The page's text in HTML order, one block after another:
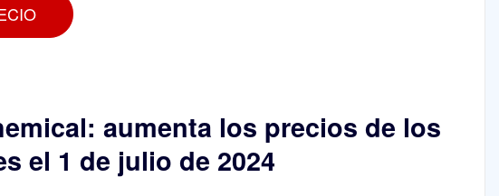
aumenta los precios de los
el 1 de julio de 2024